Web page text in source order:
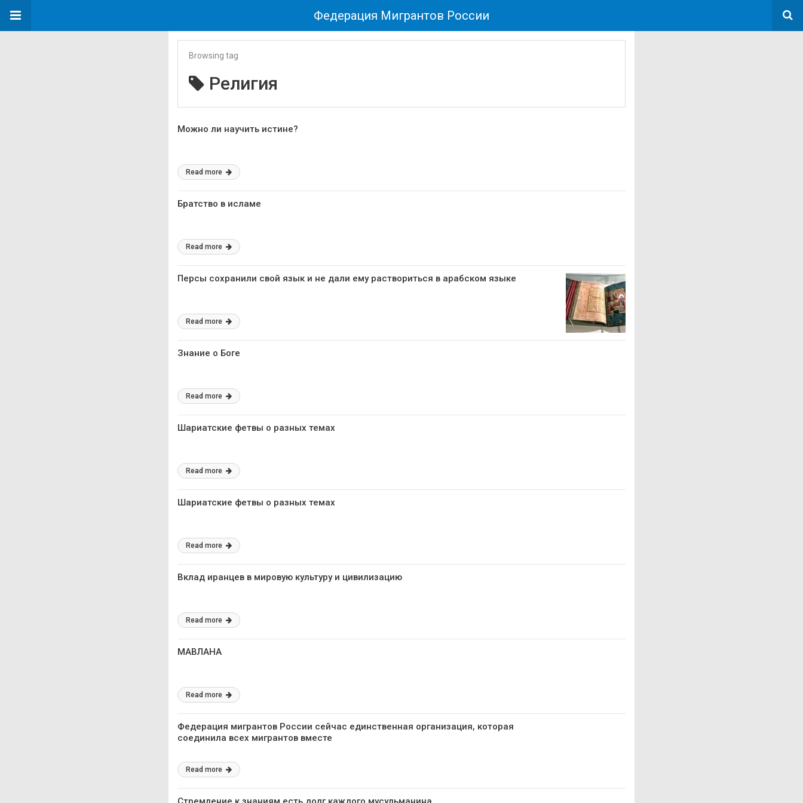
Федерация Мигрантов России
Browsing tag
Религия
Можно ли научить истине?
Read more
Братство в исламе
Read more
Персы сохранили свой язык и не дали ему раствориться в арабском языке
Read more
Знание о Боге
Read more
Шариатские фетвы о разных темах
Read more
Шариатские фетвы о разных темах
Read more
Вклад иранцев в мировую культуру и цивилизацию
Read more
МАВЛАНА
Read more
Федерация мигрантов России сейчас единственная организация, которая
соединила всех мигрантов вместе
Read more